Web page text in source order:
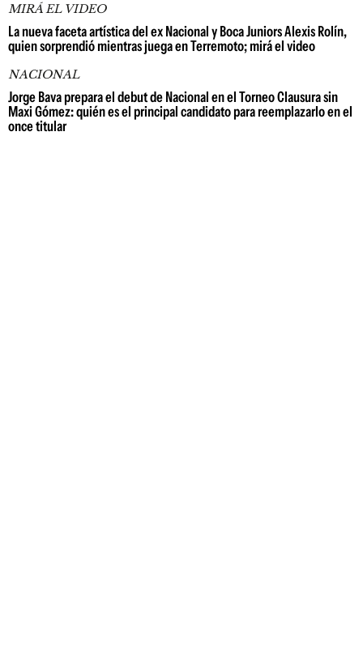
MIRÁ EL VIDEO
La nueva faceta artística del ex Nacional y Boca Juniors Alexis Rolín,
quien sorprendió mientras juega en Terremoto; mirá el video
NACIONAL
Jorge Bava prepara el debut de Nacional en el Torneo Clausura sin
Maxi Gómez: quién es el principal candidato para reemplazarlo en el
once titular